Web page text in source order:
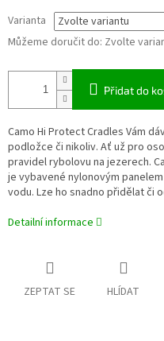
Varianta
Můžeme doručit do: Zvolte
Přidat do
Camo Hi Protect Cradles Vám
podložce či nikoliv. Ať už pro
pravidel rybolovu na jezerech.
je vybavené nylonovým
vodu. Lze ho snadno přidělat či
Detailní informace
ZEPTAT SE HLÍDAT